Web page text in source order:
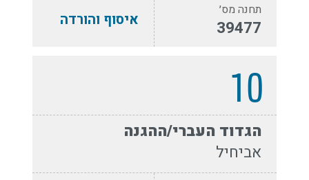
תחנה מס׳
39477 איסוף והורדה
10
הגדוד העברי/ההגנה
אביחיל